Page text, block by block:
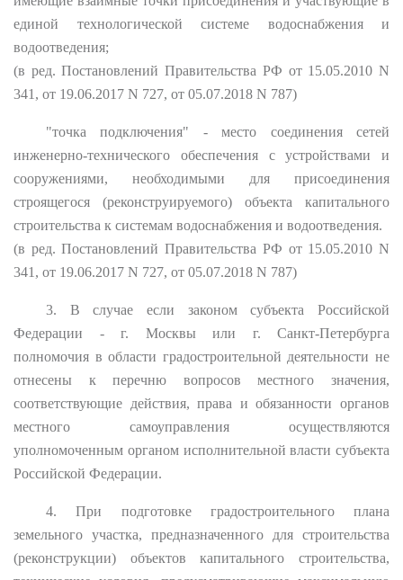
единой технологической системе водоснабжения и
водоотведения;
(в ред. Постановлений Правительства РФ от 15.05.2010 N
341, от 19.06.2017 N 727, от 05.07.2018 N 787)
"точка подключения" - место соединения сетей
инженерно-технического обеспечения с устройствами и
сооружениями, необходимыми для присоединения
строящегося (реконструируемого) объекта капитального
строительства к системам водоснабжения и водоотведения.
(в ред. Постановлений Правительства РФ от 15.05.2010 N
341, от 19.06.2017 N 727, от 05.07.2018 N 787)
3. В случае если законом субъекта Российской
Федерации - г. Москвы или г. Санкт-Петербурга
полномочия в области градостроительной деятельности не
отнесены к перечню вопросов местного значения,
соответствующие действия, права и обязанности органов
местного самоуправления осуществляются
уполномоченным органом исполнительной власти субъекта
Российской Федерации.
4. При подготовке градостроительного плана
земельного участка, предназначенного для строительства
(реконструкции) объектов капитального строительства,